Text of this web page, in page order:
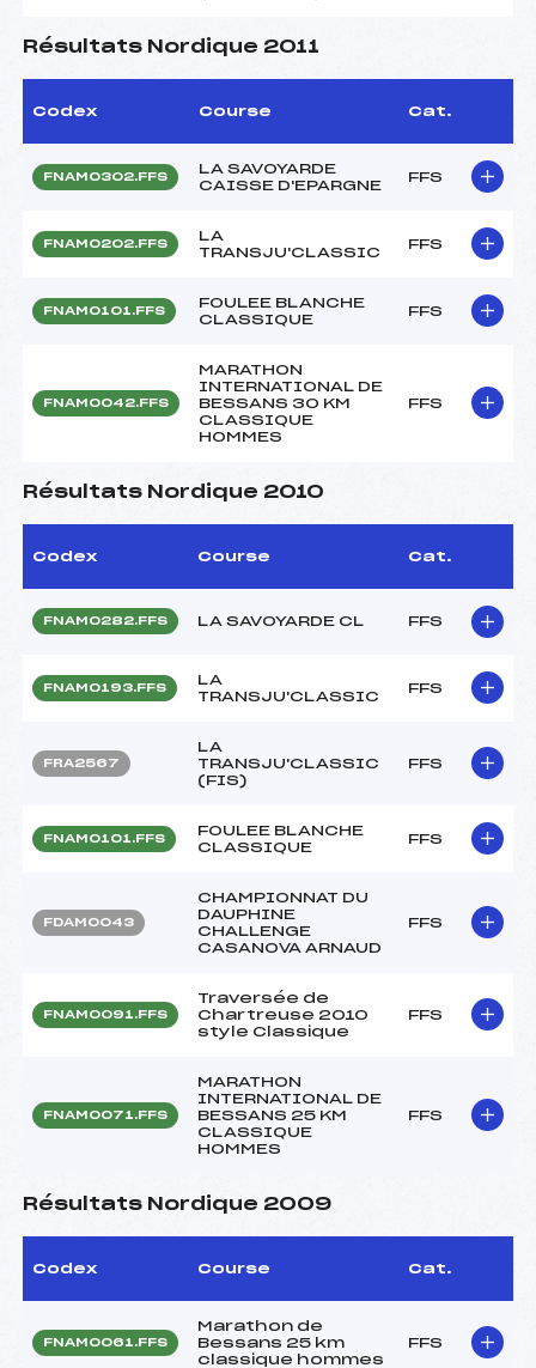
Résultats Nordique 2011
Codex Course Cat.
FNAM0302.FFS
LA SAVOYARDE
CAISSE D'EPARGNE
FFS
FNAM0202.FFS
LA
TRANSJU'CLASSIC
FFS
FNAM0101.FFS
FOULEE BLANCHE
CLASSIQUE
FFS
FNAM0042.FFS
MARATHON
INTERNATIONAL DE
BESSANS 30 KM
CLASSIQUE
HOMMES
FFS
Résultats Nordique 2010
Codex Course Cat.
FNAM0282.FFS LA SAVOYARDE CL FFS
FNAM0193.FFS
LA
TRANSJU'CLASSIC
FFS
FRA2567
LA
TRANSJU'CLASSIC
(FIS)
FFS
FNAM0101.FFS
FOULEE BLANCHE
CLASSIQUE
FFS
FDAM0043
CHAMPIONNAT DU
DAUPHINE
CHALLENGE
CASANOVA ARNAUD
FFS
FNAM0091.FFS
Traversée de
Chartreuse 2010
style Classique
FFS
FNAM0071.FFS
MARATHON
INTERNATIONAL DE
BESSANS 25 KM
CLASSIQUE
HOMMES
FFS
Résultats Nordique 2009
Codex Course Cat.
FNAM0061.FFS
Marathon de
Bessans 25 km
classique hommes
FFS